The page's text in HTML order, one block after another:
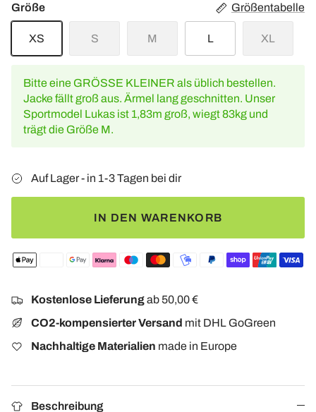
Größe
Größentabelle
XS S M L XL
Bitte eine GRÖSSE KLEINER als üblich bestellen.
Jacke fällt groß aus. Ärmel lang geschnitten. Unser
Sportmodel Lukas ist 1,83m groß, wiegt 83kg und
trägt die Größe M.
Auf Lager - in 1-3 Tagen bei dir
IN DEN WARENKORB
Kostenlose Lieferungab 50,00 €
CO2-kompensierter Versand mit DHL GoGreen
Nachhaltige Materialien made in Europe
Beschreibung